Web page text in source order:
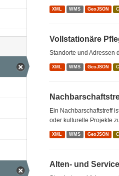
XML WMS GeoJSON
Vollstationäre
Standorte und Adressen
XML WMS GeoJSON
Ein Nachbarschaftstreff
oder kulturelle Projekte
XML WMS GeoJSON
Alten- und